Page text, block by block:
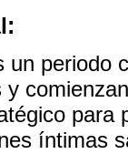
un periodo
y
para
íntimas